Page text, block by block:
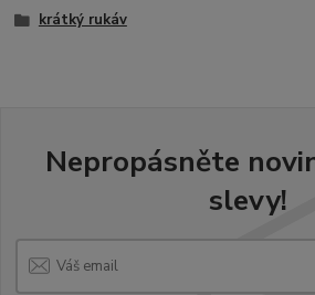
krátký rukáv
Nepropásněte
slevy!